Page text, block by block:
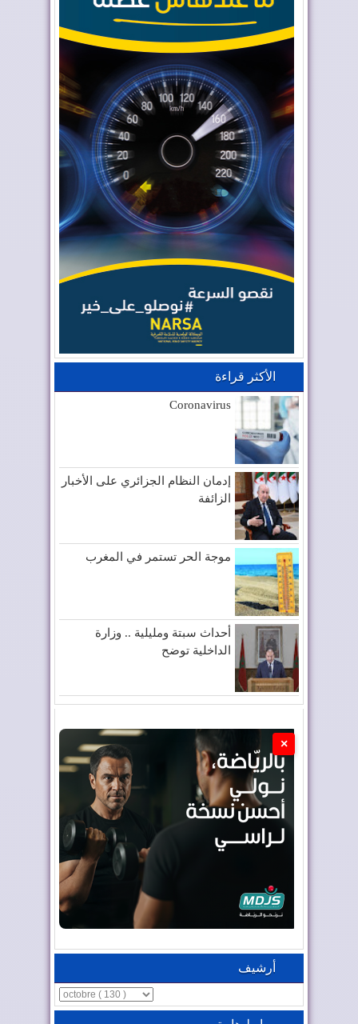
الأكثر قراءة
Coronavirus
إدمان النظام الجزائري على الأخبار
الزائفة
موجة الحر تستمر في المغرب
أحداث سبتة ومليلية .. وزارة
الداخلية توضح
×
أرشيف